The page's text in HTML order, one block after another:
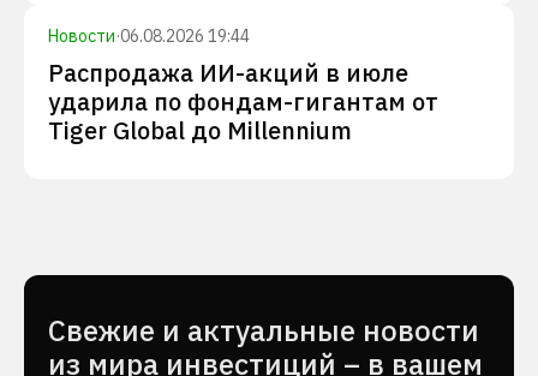
Новости·06.08.2026 19:44
Распродажа ИИ-акций в июле
ударила по фондам-гигантам от
Tiger Global до Millennium
Cвежие и актуальные новости
из мира инвестиций – в вашем